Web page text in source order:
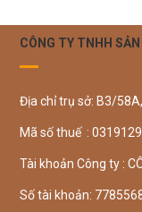
CÔNG TY TNHH
Địa chỉ trụ sở: B3/
Mã số thuế :
Tài khoản Công ty :
Số tài khoản: